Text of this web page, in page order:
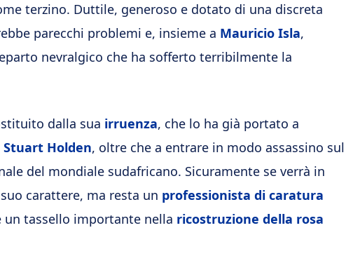
terzino. Duttile, generoso e dotato di una discreta
parecchi problemi e, insieme a Mauricio Isla,
nevralgico che ha sofferto terribilmente la
dalla sua irruenza, che lo ha già portato a
Stuart Holden, oltre che a entrare in modo assassino sul
del mondiale sudafricano. Sicuramente se verrà in
carattere, ma resta un professionista di caratura
un tassello importante nella ricostruzione della rosa